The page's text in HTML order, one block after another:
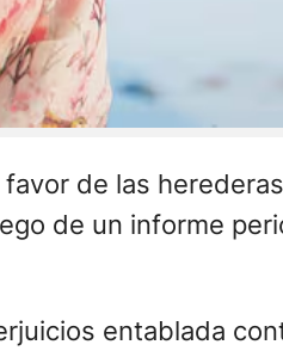
de las
de un informe
entablada